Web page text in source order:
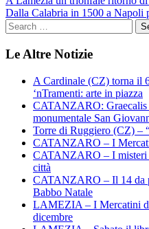
articoli
Dalla Calabria in 1500 a Napoli
Le Altre Notizie
A Cardinale (CZ) torna il
‘nTramenti: arte in piazza
CATANZARO:
monumentale San
Torre di Ruggiero (CZ) –
CATANZARO – I
CATANZARO – I misteri
città
CATANZARO – Il 14 da
Babbo Natale
LAMEZIA – I Mercatini
dicembre